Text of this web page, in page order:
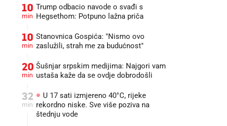
10
min
Trump odbacio navode o svađi s
Hegsethom: Potpuno lažna priča
10
min
Stanovnica Gospića: "Nismo ovo
zaslužili, strah me za budućnost"
20
min
Šušnjar srpskim medijima: Najgori vam
ustaša kaže da se ovdje dobrodošli
32
min
U 17 sati izmjereno 40°C, rijeke
rekordno niske. Sve više poziva na
štednju vode